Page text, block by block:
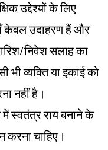
उद्देश्यों के लिए
केवल उदाहरण हैं और
निवेशसलाह का
भी व्यक्ति या इकाई को
नहीं है।
में स्वतंत्र राय बनाने के
चाहिए।